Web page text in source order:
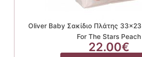
Oliver Baby Σακίδιο Πλάτης
For The Stars Peach
22.00€